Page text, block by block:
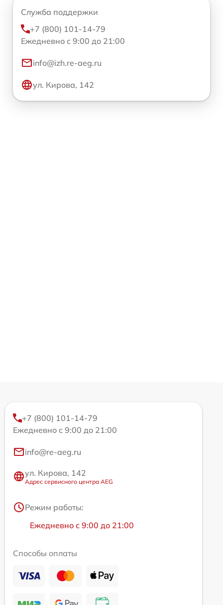
Служба поддержки
+7 (800) 101-14-79
Ежедневно с 9:00 до 21:00
info@izh.re-aeg.ru
ул. Кирова, 142
+7 (800) 101-14-79
Ежедневно с 9:00 до 21:00
info@re-aeg.ru
ул. Кирова, 142
Адрес сервисного центра AEG
Режим работы:
Ежедневно с 9:00 до 21:00
Способы оплаты